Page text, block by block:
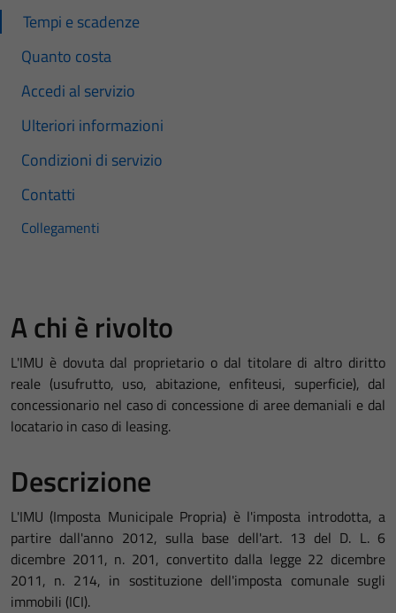
Tempi e scadenze
Quanto costa
Accedi al servizio
Ulteriori informazioni
Condizioni di servizio
Contatti
Collegamenti
A chi è rivolto
L'IMU è dovuta dal proprietario o dal titolare di altro diritto
reale (usufrutto, uso, abitazione, enfiteusi, superficie), dal
concessionario nel caso di concessione di aree demaniali e dal
locatario in caso di leasing.
Descrizione
L'IMU (Imposta Municipale Propria) è l'imposta introdotta, a
partire dall'anno 2012, sulla base dell'art. 13 del D. L. 6
dicembre 2011, n. 201, convertito dalla legge 22 dicembre
2011, n. 214, in sostituzione dell'imposta comunale sugli
immobili (ICI).